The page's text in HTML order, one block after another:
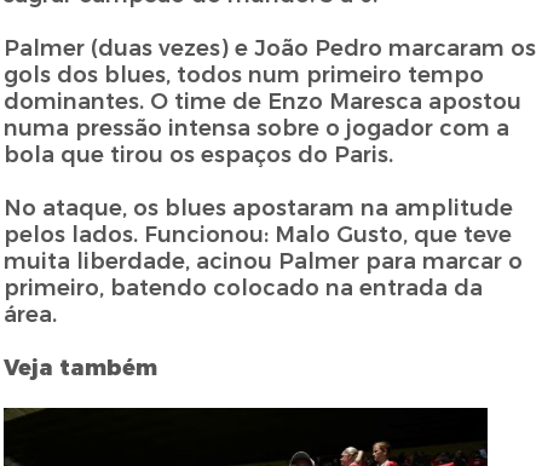
Palmer (duas vezes) e João Pedro marcaram os
gols dos blues, todos num primeiro tempo
dominantes. O time de Enzo Maresca apostou
numa pressão intensa sobre o jogador com a
bola que tirou os espaços do Paris.
No ataque, os blues apostaram na amplitude
pelos lados. Funcionou: Malo Gusto, que teve
muita liberdade, acinou Palmer para marcar o
primeiro, batendo colocado na entrada da
área.
Veja também